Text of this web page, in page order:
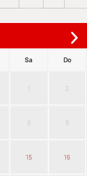
Sa Do
1 2
8 9
15 16